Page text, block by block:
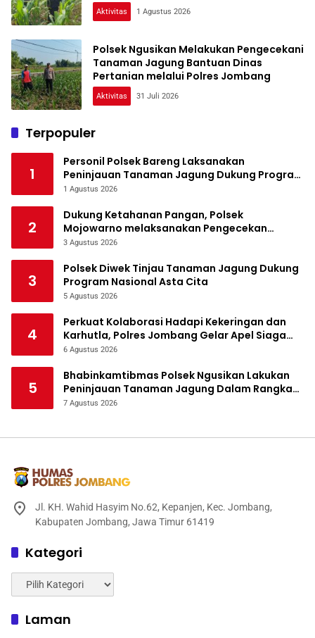
Aktivitas 1 Agustus 2026
Polsek Ngusikan Melakukan Pengecekani
Tanaman Jagung Bantuan Dinas
Pertanian melalui Polres Jombang
Aktivitas 31 Juli 2026
Terpopuler
1
Personil Polsek Bareng Laksanakan
Peninjauan Tanaman Jagung Dukung Program
Ketahanan Pangan
1 Agustus 2026
2
Dukung Ketahanan Pangan, Polsek
Mojowarno melaksanakan Pengecekan
Tanaman Jagung
3 Agustus 2026
3
Polsek Diwek Tinjau Tanaman Jagung Dukung
Program Nasional Asta Cita
5 Agustus 2026
4
Perkuat Kolaborasi Hadapi Kekeringan dan
Karhutla, Polres Jombang Gelar Apel Siaga
Bencana
6 Agustus 2026
5
Bhabinkamtibmas Polsek Ngusikan Lakukan
Peninjauan Tanaman Jagung Dalam Rangka
Mendukung Ketahanan Pangan
7 Agustus 2026
Jl. KH. Wahid Hasyim No.62, Kepanjen, Kec. Jombang,
Kabupaten Jombang, Jawa Timur 61419
Kategori
Kategori
Laman